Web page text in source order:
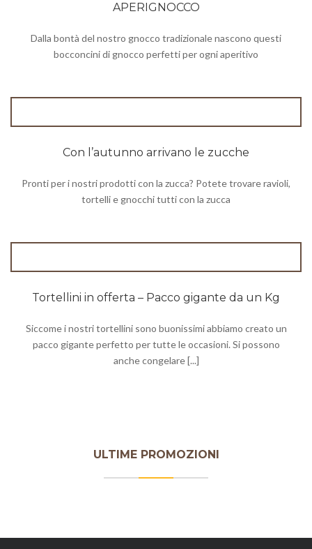
APERIGNOCCO
Dalla bontà del nostro gnocco tradizionale nascono questi
bocconcini di gnocco perfetti per ogni aperitivo
Con l’autunno arrivano le zucche
Pronti per i nostri prodotti con la zucca? Potete trovare ravioli,
tortelli e gnocchi tutti con la zucca
Tortellini in offerta – Pacco gigante da un Kg
Siccome i nostri tortellini sono buonissimi abbiamo creato un
pacco gigante perfetto per tutte le occasioni. Si possono
anche congelare [...]
ULTIME PROMOZIONI